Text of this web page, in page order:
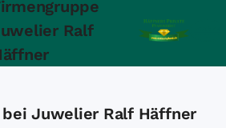
Ralf
Juwelier Ralf Häffner